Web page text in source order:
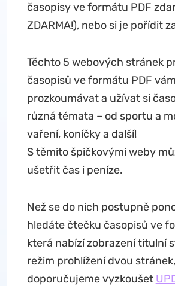
časopisy ve formátu PDF
ZDARMA!), nebo si je pořídit
Těchto 5 webových stránek
časopisů ve formátu PDF
prozkoumávat a užívat si
různá témata – od sportu a
vaření, koníčky a další!
S těmito špičkovými weby
ušetřit čas i peníze.
Než se do nich postupně
hledáte čtečku časopisů ve
která nabízí zobrazení titulní
režim prohlížení dvou
doporučujeme vyzkoušet